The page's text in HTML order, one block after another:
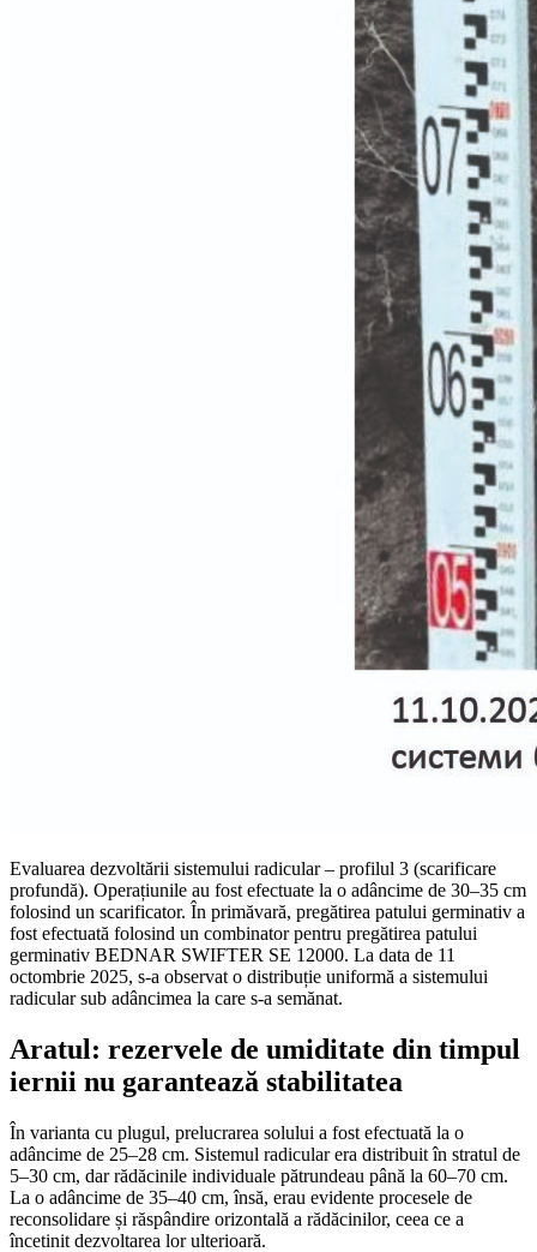
Evaluarea dezvoltării sistemului radicular – profilul 3 (scarificare
profundă). Operațiunile au fost efectuate la o adâncime de 30–35 cm
folosind un scarificator. În primăvară, pregătirea patului germinativ a
fost efectuată folosind un combinator pentru pregătirea patului
germinativ BEDNAR SWIFTER SE 12000. La data de 11
octombrie 2025, s-a observat o distribuție uniformă a sistemului
radicular sub adâncimea la care s-a semănat.
Aratul: rezervele de umiditate din timpul
iernii nu garantează stabilitatea
În varianta cu plugul, prelucrarea solului a fost efectuată la o
adâncime de 25–28 cm. Sistemul radicular era distribuit în stratul de
5–30 cm, dar rădăcinile individuale pătrundeau până la 60–70 cm.
La o adâncime de 35–40 cm, însă, erau evidente procesele de
reconsolidare și răspândire orizontală a rădăcinilor, ceea ce a
încetinit dezvoltarea lor ulterioară.